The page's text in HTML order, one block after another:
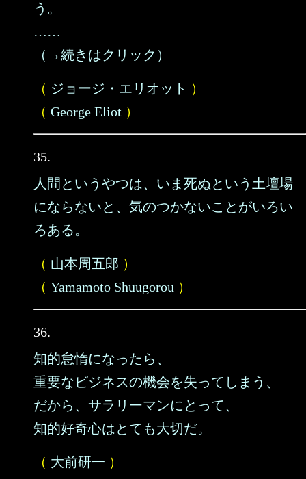
う。
……
（→続きはクリック）
（ ジョージ・エリオット ）
（ George Eliot ）
35.
人間というやつは、いま死ぬという土壇場
にならないと、気のつかないことがいろい
ろある。
（ 山本周五郎 ）
（ Yamamoto Shuugorou ）
36.
知的怠惰になったら、
重要なビジネスの機会を失ってしまう、
だから、サラリーマンにとって、
知的好奇心はとても大切だ。
（ 大前研一 ）